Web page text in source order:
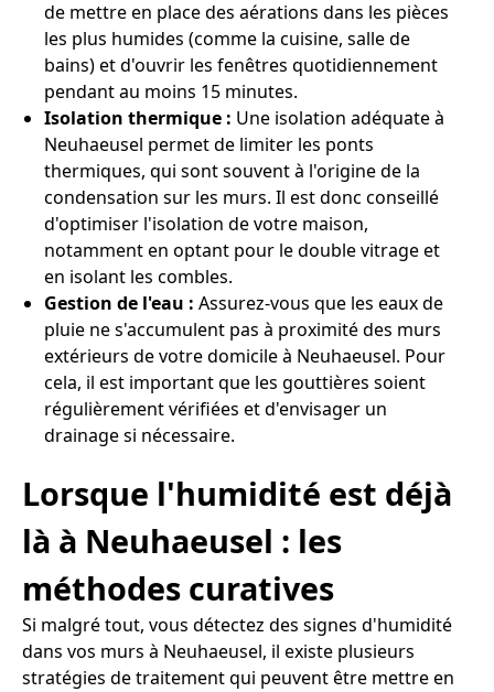
de mettre en place des aérations dans les pièces
les plus humides (comme la cuisine, salle de
bains) et d'ouvrir les fenêtres quotidiennement
pendant au moins 15 minutes.
Isolation thermique : Une isolation adéquate à
Neuhaeusel permet de limiter les ponts
thermiques, qui sont souvent à l'origine de la
condensation sur les murs. Il est donc conseillé
d'optimiser l'isolation de votre maison,
notamment en optant pour le double vitrage et
en isolant les combles.
Gestion de l'eau : Assurez-vous que les eaux de
pluie ne s'accumulent pas à proximité des murs
extérieurs de votre domicile à Neuhaeusel. Pour
cela, il est important que les gouttières soient
régulièrement vérifiées et d'envisager un
drainage si nécessaire.
Lorsque l'humidité est déjà
là à Neuhaeusel : les
méthodes curatives
Si malgré tout, vous détectez des signes d'humidité
dans vos murs à Neuhaeusel, il existe plusieurs
stratégies de traitement qui peuvent être mettre en